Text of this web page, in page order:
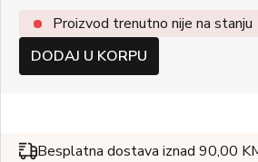
Proizvod trenutno nije na stanju
DODAJ U KORPU
Besplatna dostava iznad 90,00